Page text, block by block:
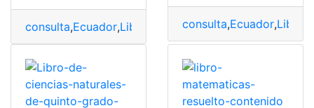
consulta,Ecuador,Libro Libro de estudios sociales
consulta,Ecuador,Libro